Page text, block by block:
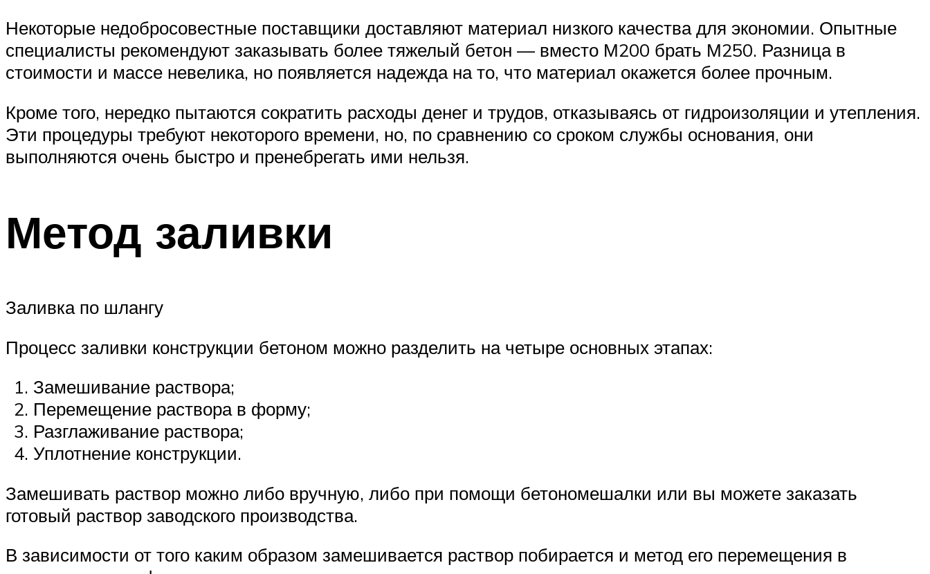
Некоторые недобросовестные поставщики доставляют материал низкого качества для экономии. Опытные
специалисты рекомендуют заказывать более тяжелый бетон — вместо М200 брать М250. Разница в
стоимости и массе невелика, но появляется надежда на то, что материал окажется более прочным.
Кроме того, нередко пытаются сократить расходы денег и трудов, отказываясь от гидроизоляции и утепления.
Эти процедуры требуют некоторого времени, но, по сравнению со сроком службы основания, они
выполняются очень быстро и пренебрегать ими нельзя.
Метод заливки
Заливка по шлангу
Процесс заливки конструкции бетоном можно разделить на четыре основных этапах:
Замешивание раствора;
Перемещение раствора в форму;
Разглаживание раствора;
Уплотнение конструкции.
Замешивать раствор можно либо вручную, либо при помощи бетономешалки или вы можете заказать
готовый раствор заводского производства.
В зависимости от того каким образом замешивается раствор побирается и метод его перемещения в